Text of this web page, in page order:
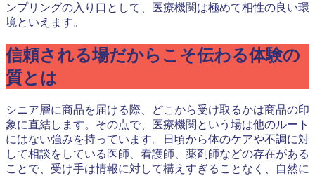
ンプリングの入り口として、医療機関は極めて相性の良い環
境といえます。
信頼される場だからこそ伝わる体験の
質とは
シニア層に商品を届ける際、どこから受け取るかは商品の印
象に直結します。その点で、医療機関という場は他のルート
にはない強みを持っています。日頃から体のケアや不調に対
して相談をしている医師、看護師、薬剤師などの存在がある
ことで、受け手は情報に対して構えすぎることなく、自然に